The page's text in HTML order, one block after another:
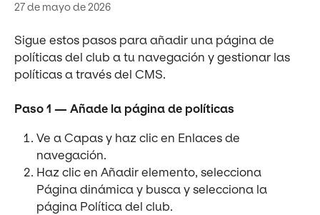
27 de mayo de 2026
Sigue estos pasos para añadir una página de
políticas del club a tu navegación y gestionar las
políticas a través del CMS.
Paso 1 — Añade la página de políticas
Ve a Capas y haz clic en Enlaces de
navegación.
Haz clic en Añadir elemento, selecciona
Página dinámica y busca y selecciona la
página Política del club.